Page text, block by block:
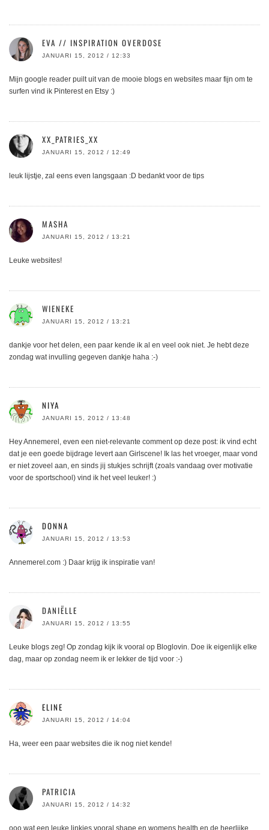
EVA // INSPIRATION OVERDOSE
JANUARI 15, 2012 / 12:33
Mijn google reader puilt uit van de mooie blogs en websites maar fijn om te
surfen vind ik Pinterest en Etsy :)
XX_PATRIES_XX
JANUARI 15, 2012 / 12:49
leuk lijstje, zal eens even langsgaan :D bedankt voor de tips
MASHA
JANUARI 15, 2012 / 13:21
Leuke websites!
WIENEKE
JANUARI 15, 2012 / 13:21
dankje voor het delen, een paar kende ik al en veel ook niet. Je hebt deze
zondag wat invulling gegeven dankje haha :-)
NIYA
JANUARI 15, 2012 / 13:48
Hey Annemerel, even een niet-relevante comment op deze post: ik vind echt
dat je een goede bijdrage levert aan Girlscene! Ik las het vroeger, maar vond
er niet zoveel aan, en sinds jij stukjes schrijft (zoals vandaag over motivatie
voor de sportschool) vind ik het veel leuker! :)
DONNA
JANUARI 15, 2012 / 13:53
Annemerel.com :) Daar krijg ik inspiratie van!
DANIËLLE
JANUARI 15, 2012 / 13:55
Leuke blogs zeg! Op zondag kijk ik vooral op Bloglovin. Doe ik eigenlijk elke
dag, maar op zondag neem ik er lekker de tijd voor :-)
ELINE
JANUARI 15, 2012 / 14:04
Ha, weer een paar websites die ik nog niet kende!
PATRICIA
JANUARI 15, 2012 / 14:32